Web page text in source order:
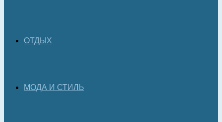
ОТДЫХ
МОДА И СТИЛЬ